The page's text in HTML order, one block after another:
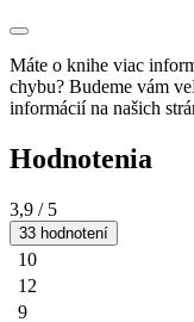
Máte o knihe viac
chybu? Budeme vám
informácií na našich
Hodnotenia
3,9 / 5
33 hodnotení
10
12
9